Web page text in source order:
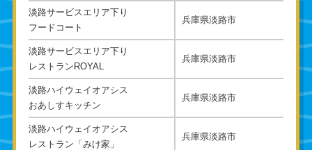
淡路サービスエリア下り
フードコート
兵庫県淡路市
淡路サービスエリア下り
レストランROYAL
兵庫県淡路市
淡路ハイウェイオアシス
おあしすキッチン
兵庫県淡路市
淡路ハイウェイオアシス
レストラン「みけ家」
兵庫県淡路市